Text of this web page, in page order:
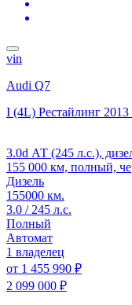
vin
Audi Q7
I (4L) Рестайлинг 2013
3.0d АТ (245 л.с.),
155 000 км, полный,
Дизель
155000 км.
3.0 / 245 л.с.
Полный
Автомат
1 владелец
от 1 455 990 ₽
2 099 000 ₽